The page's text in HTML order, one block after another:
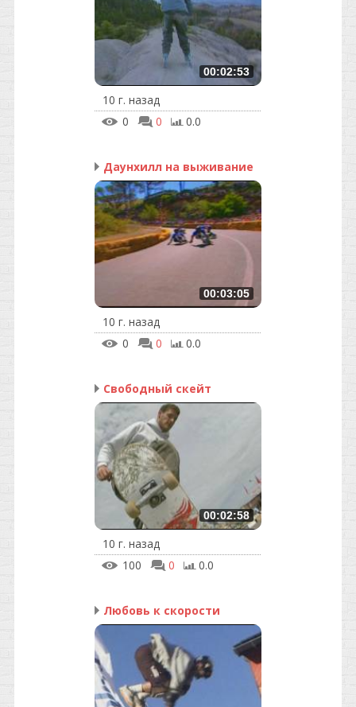
00:02:53
10 г. назад
0
0 0.0
Даунхилл на выживание
00:03:05
10 г. назад
0
0 0.0
Свободный скейт
00:02:58
10 г. назад
100
0 0.0
Любовь к скорости